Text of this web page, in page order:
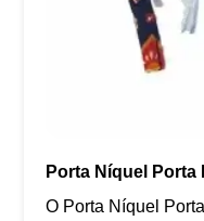
Porta Níquel Porta
O Porta Níquel